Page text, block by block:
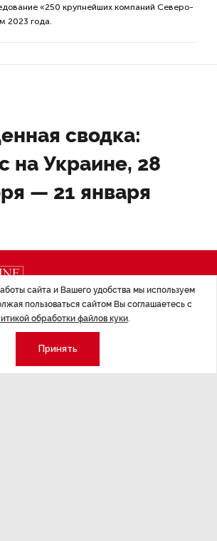
компании «Эксперт Северо-Запад»
«250 крупнейших компаний Северо-
2023 года.
сводка:
на Украине, 28
— 21 января
сайта и Вашего удобства мы используем
пользоваться сайтом Вы соглашаетесь с
обработки файлов куки.
Принять